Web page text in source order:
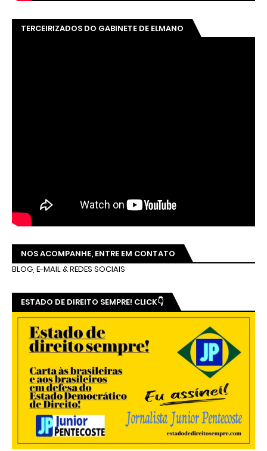
TERCEIRIZADOS DO GABINETE DE ELMANO
NOS ACOMPANHE, ENTRE EM CONTATO
BLOG, E-MAIL & REDES SOCIAIS
ESTADO DE DIREITO SEMPRE! CLICK👇